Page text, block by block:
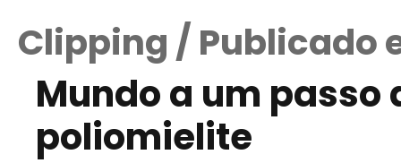
Clipping / Publicado
Mundo a um
poliomielite